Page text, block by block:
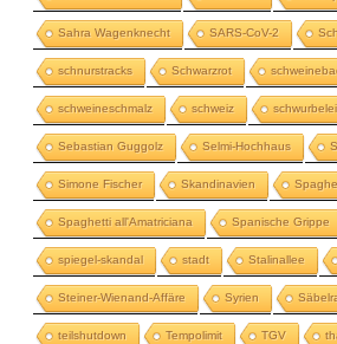
Sahra Wagenknecht SARS-CoV-2
schnurstracks Schwarzrot
schweineschmalz schweiz schwurbelei
Sebastian Guggolz Selmi-Hochhaus
Simone Fischer Skandinavien
Spaghetti all'Amatriciana Spanische Grippe
spiegel-skandal stadt Stalinallee
Steiner-Wienand-Affäre Syrien
teilshutdown Tempolimit TGV